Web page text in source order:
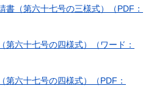
書（第六十七号の三様式）（PDF：
第六十七号の四様式）（ワード：
第六十七号の四様式）（PDF：